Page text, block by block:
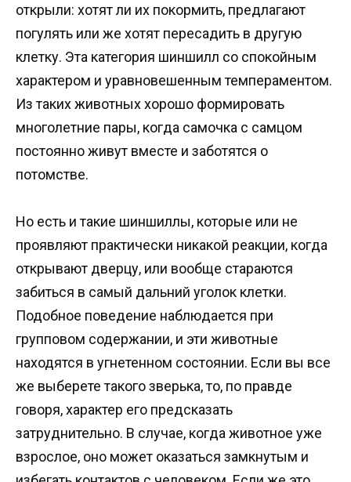
открыли: хотят ли их покормить, предлагают
погулять или же хотят пересадить в другую
клетку. Эта категория шиншилл со спокойным
характером и уравновешенным темпераментом.
Из таких животных хорошо формировать
многолетние пары, когда самочка с самцом
постоянно живут вместе и заботятся о
потомстве.
Но есть и такие шиншиллы, которые или не
проявляют практически никакой реакции, когда
открывают дверцу, или вообще стараются
забиться в самый дальний уголок клетки.
Подобное поведение наблюдается при
групповом содержании, и эти животные
находятся в угнетенном состоянии. Если вы все
же выберете такого зверька, то, по правде
говоря, характер его предсказать
затруднительно. В случае, когда животное уже
взрослое, оно может оказаться замкнутым и